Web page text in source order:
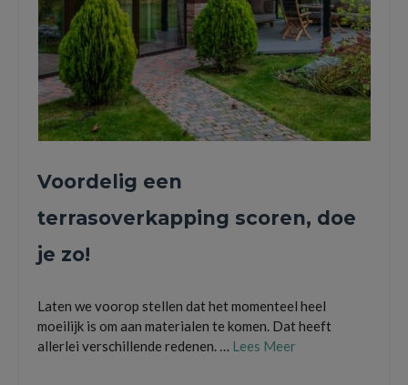
Voordelig een
terrasoverkapping scoren, doe
je zo!
Laten we voorop stellen dat het momenteel heel
moeilijk is om aan materialen te komen. Dat heeft
allerlei verschillende redenen. … Lees Meer